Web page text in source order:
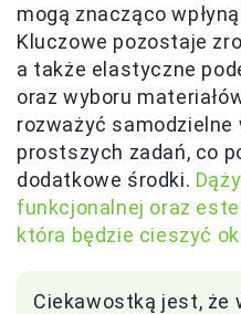
mogą znacząco
Kluczowe pozostaje
a także elastyczne
oraz wyboru
rozważyć
prostszych zadań, co
dodatkowe środki.
funkcjonalnej oraz
która będzie cieszyć
Ciekawostką jest, że